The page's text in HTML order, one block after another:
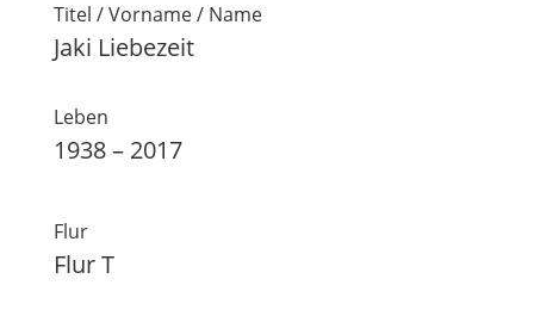
Titel / Vorname / Name
Jaki Liebezeit
Leben
1938 – 2017
Flur
Flur T